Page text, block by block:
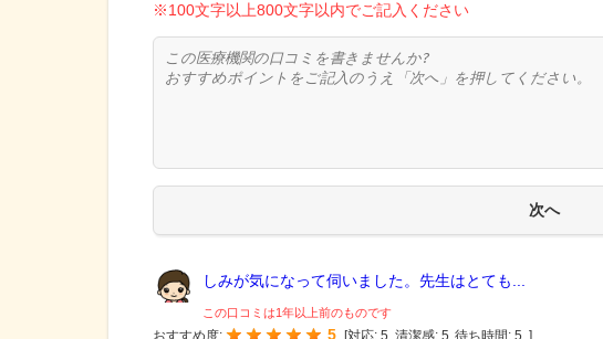
※100文字以上800文字以内でご記入ください
しみが気になって伺いました。先生はとても...
この口コミは1年以上前のものです
おすすめ度:
5 対応: 5 清潔感: 5 待ち時間: 5